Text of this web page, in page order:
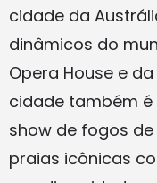
cidade da
dinâmicos do
Opera House e
cidade também
show de fogos
praias icônicas